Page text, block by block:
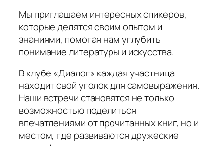
Мы приглашаем интересных спикеров,
которые делятся своим опытом и
знаниями, помогая нам углубить
понимание литературы и искусства.
В клубе «Диалог» каждая участница
находит свой уголок для самовыражения.
Наши встречи становятся не только
возможностью поделиться
впечатлениями от прочитанных книг, но и
местом, где развиваются дружеские